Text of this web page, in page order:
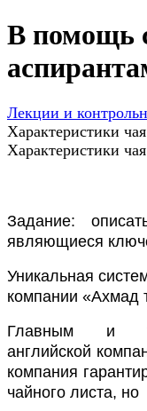
В помощь
Лекции и
Характеристики
Характеристики
Задание:
являющиеся
Уникальная
компании «Ахмад
Главным и
английской
компания
чайного листа, но